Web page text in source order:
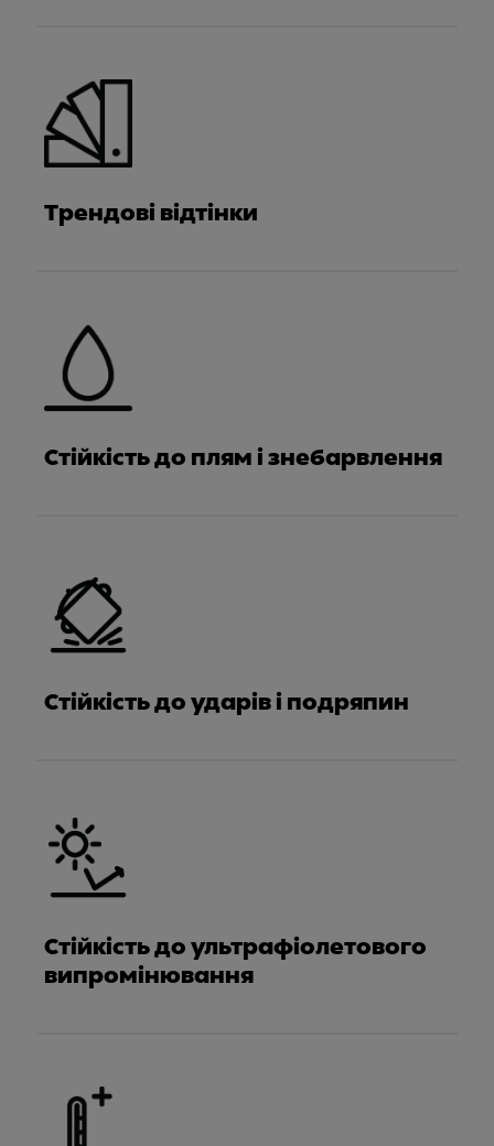
Трендові відтінки
Стійкість до плям і знебарвлення
Стійкість до ударів і подряпин
Стійкість до ультрафіолетового
випромінювання